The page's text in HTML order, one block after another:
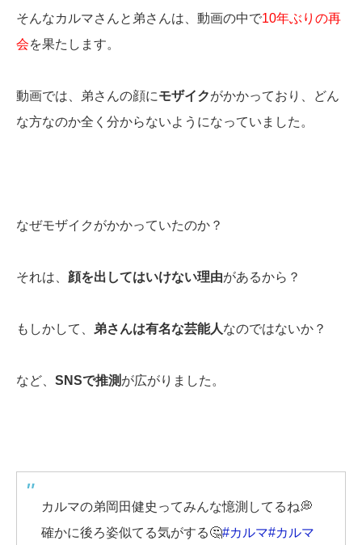
そんなカルマさんと弟さんは、動画の中で10年ぶりの再
会を果たします。
動画では、弟さんの顔にモザイクがかかっており、どん
な方なのか全く分からないようになっていました。
なぜモザイクがかかっていたのか？
それは、 顔を出してはいけない理由があるから？
もしかして、 弟さんは有名な芸能人なのではないか？
など、 SNSで推測 が広がりました。
カルマの弟岡田健史ってみんな憶測してるね💭
確かに後ろ姿似てる気がする🤔#カルマ#カルマ